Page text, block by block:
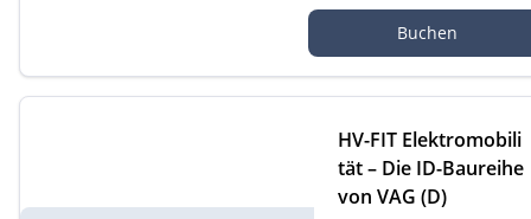
atte 1D, 6260 Reiden
Buchen
HV-FIT Elektromobili
tät – Die ID-Baureihe
von VAG (D)